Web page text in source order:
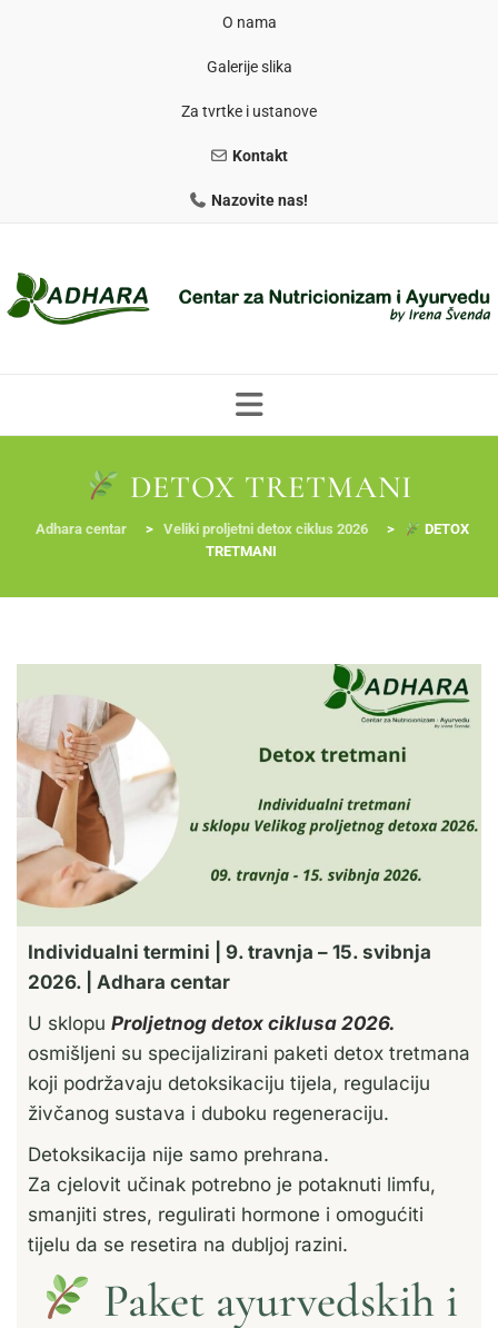
O nama
Galerije slika
Za tvrtke i ustanove
Kontakt
Nazovite nas!
PROGRAMI PREHRANE PRIRODNO MRŠAVLJENJE
DETOX TRETMANI
Adhara centar > Veliki proljetni detox ciklus 2026 >
DETOX
TRETMANI
Individualni termini | 9. travnja – 15. svibnja
2026. | Adhara centar
U sklopu Proljetnog detox ciklusa 2026.
osmišljeni su specijalizirani paketi detox tretmana
koji podržavaju detoksikaciju tijela, regulaciju
živčanog sustava i duboku regeneraciju.
Detoksikacija nije samo prehrana.
Za cjelovit učinak potrebno je potaknuti limfu,
smanjiti stres, regulirati hormone i omogućiti
tijelu da se resetira na dubljoj razini.
Paket ayurvedskih i